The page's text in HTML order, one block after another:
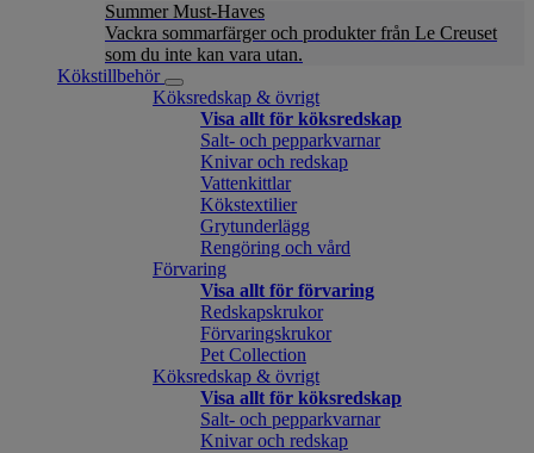
Summer Must-Haves
Vackra sommarfärger och produkter från Le Creuset
som du inte kan vara utan.
Kökstillbehör
Köksredskap & övrigt
Visa allt för köksredskap
Salt- och pepparkvarnar
Knivar och redskap
Vattenkittlar
Kökstextilier
Grytunderlägg
Rengöring och vård
Förvaring
Visa allt för förvaring
Redskapskrukor
Förvaringskrukor
Pet Collection
Köksredskap & övrigt
Visa allt för köksredskap
Salt- och pepparkvarnar
Knivar och redskap